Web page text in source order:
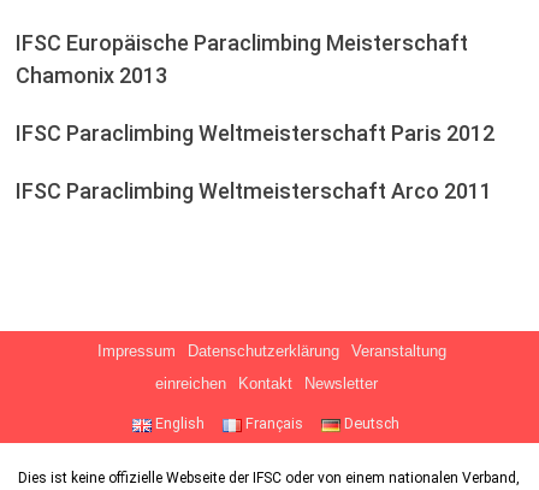
IFSC Europäische Paraclimbing Meisterschaft
Chamonix 2013
IFSC Paraclimbing Weltmeisterschaft Paris 2012
IFSC Paraclimbing Weltmeisterschaft Arco 2011
Impressum Datenschutzerklärung
Veranstaltung
einreichen
Kontakt Newsletter
English Français Deutsch
Dies ist keine offizielle Webseite der IFSC oder von einem nationalen Verband,